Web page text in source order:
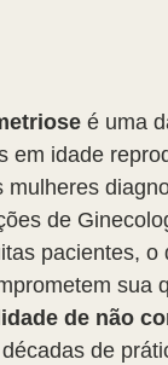
é uma
em idade
de
pacientes,
sua
de não
de